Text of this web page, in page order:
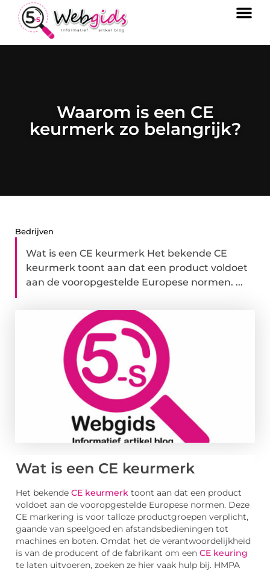
Waarom is een CE
keurmerk zo belangrijk?
Bedrijven
Wat is een CE keurmerk Het bekende CE
keurmerk toont aan dat een product voldoet
aan de vooropgestelde Europese normen. ...
Wat is een CE keurmerk
Het bekende CE keurmerk toont aan dat een product
voldoet aan de vooropgestelde Europese normen. Deze
CE markering is voor talloze productgroepen verplicht,
gaande van speelgoed en afstandsbedieningen tot
machines en boten. Omdat het de verantwoordelijkheid
is van de producent of de fabrikant om een CE keuring
te laten uitvoeren, zoeken ze hier vaak hulp bij. HMPA